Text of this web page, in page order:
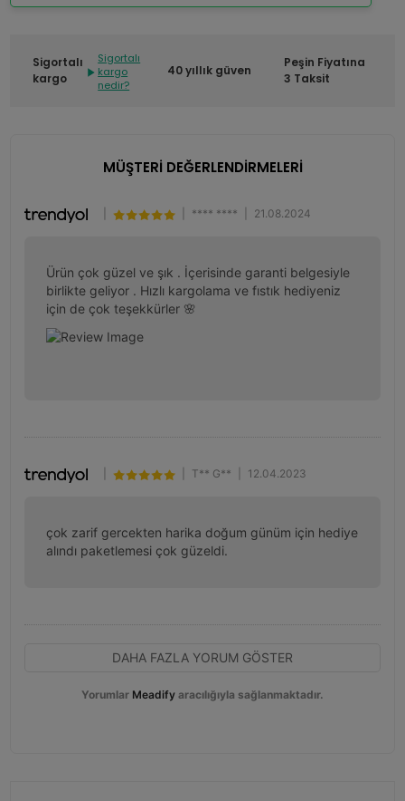
Sigortalı
kargo
Sigortalı
kargo
nedir?
40 yıllık güven
Peşin Fiyatına
3 Taksit
MÜŞTERİ DEĞERLENDİRMELERİ
**** **** 21.08.2024
Ürün çok güzel ve şık . İçerisinde garanti belgesiyle
birlikte geliyor . Hızlı kargolama ve fıstık hediyeniz
için de çok teşekkürler 🌸
T** G** 12.04.2023
çok zarif gercekten harika doğum günüm için hediye
alındı paketlemesi çok güzeldi.
DAHA FAZLA YORUM GÖSTER
Yorumlar Meadify aracılığıyla sağlanmaktadır.